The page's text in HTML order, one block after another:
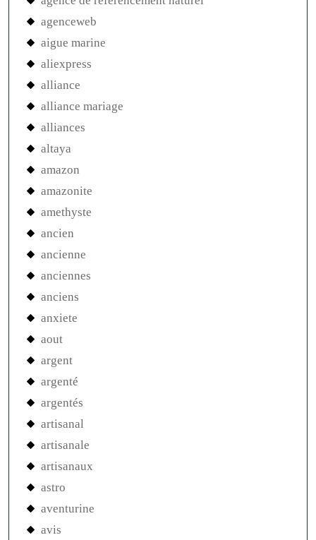
agenceweb
aigue marine
aliexpress
alliance
alliance mariage
alliances
altaya
amazon
amazonite
amethyste
ancien
ancienne
anciennes
anciens
anxiete
aout
argent
argenté
argentés
artisanal
artisanale
artisanaux
astro
aventurine
avis